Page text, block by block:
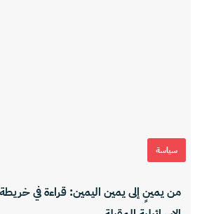
سياسة
من يمينٍ إلى يمين اليمين: قراءة في خريطة